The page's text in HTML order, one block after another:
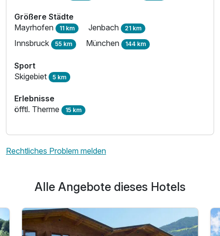
Größere Städte
Mayrhofen 11 km Jenbach 21 km
Innsbruck 55 km München 144 km
Sport
Skigebiet 5 km
Erlebnisse
öfftl. Therme 15 km
Rechtliches Problem melden
Alle Angebote dieses Hotels